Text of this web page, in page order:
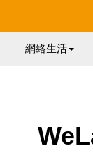
網絡生活